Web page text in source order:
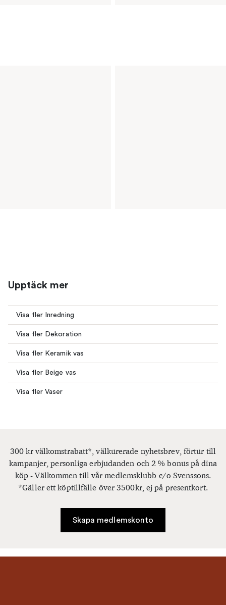
Upptäck mer
Visa fler Inredning
Visa fler Dekoration
Visa fler Keramik vas
Visa fler Beige vas
Visa fler Vaser
300 kr välkomstrabatt*, välkurerade nyhetsbrev, förtur till
kampanjer, personliga erbjudanden och 2 % bonus på dina
köp - Välkommen till vår medlemsklubb c/o Svenssons.
*Gäller ett köptillfälle över 3500kr, ej på presentkort.
Skapa medlemskonto